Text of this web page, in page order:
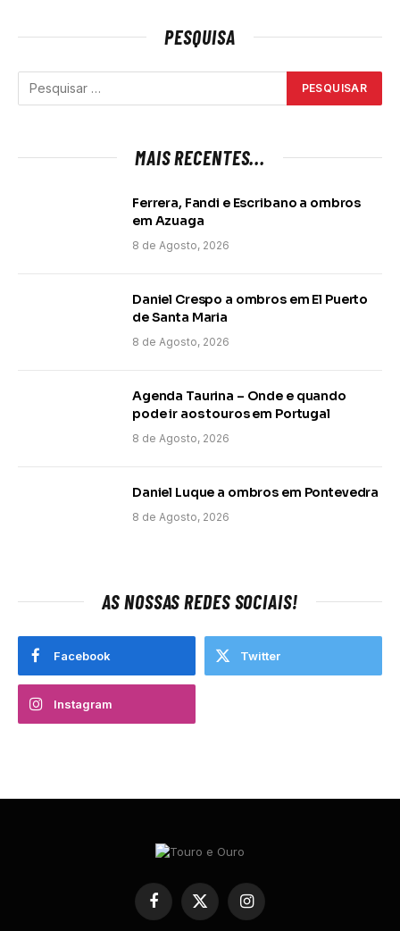
PESQUISA
MAIS RECENTES...
Ferrera, Fandi e Escribano a ombros
em Azuaga
8 de Agosto, 2026
Daniel Crespo a ombros em El Puerto
de Santa Maria
8 de Agosto, 2026
Agenda Taurina – Onde e quando
pode ir aos touros em Portugal
8 de Agosto, 2026
Daniel Luque a ombros em Pontevedra
8 de Agosto, 2026
AS NOSSAS REDES SOCIAIS!
Facebook Twitter
Instagram
Facebook
X
(Twitter)
Instagram